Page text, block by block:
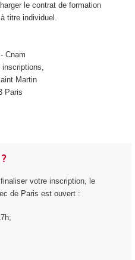
le contrat de formation
titre individuel.
Cnam
Martin
Paris
votre inscription, le
de Paris est ouvert :